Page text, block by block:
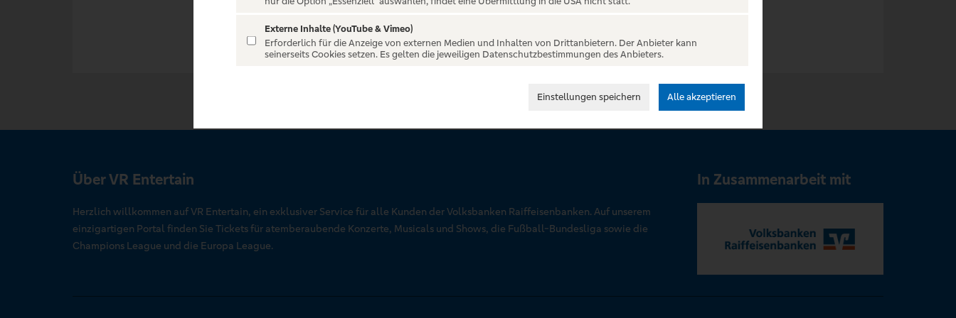
Über VR Entertain
Herzlich willkommen auf VR Entertain, ein exklusiver Service für alle Kunden der Volksbanken Raiffeisenbanken. Auf unserem
einzigartigen Portal finden Sie Tickets für atemberaubende Konzerte, Musicals und Shows, die Fußball-Bundesliga sowie die
Champions League und die Europa League.
In Zusammenarbeit mit
Externe Inhalte (YouTube & Vimeo)
Erforderlich für die Anzeige von externen Medien und Inhalten von Drittanbietern. Der Anbieter kann
seinerseits Cookies setzen. Es gelten die jeweiligen Datenschutzbestimmungen des Anbieters.
Einstellungen speichern Alle akzeptieren